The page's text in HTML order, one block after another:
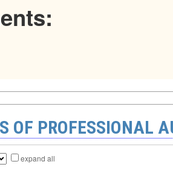
OF PROFESSIONAL
expand all